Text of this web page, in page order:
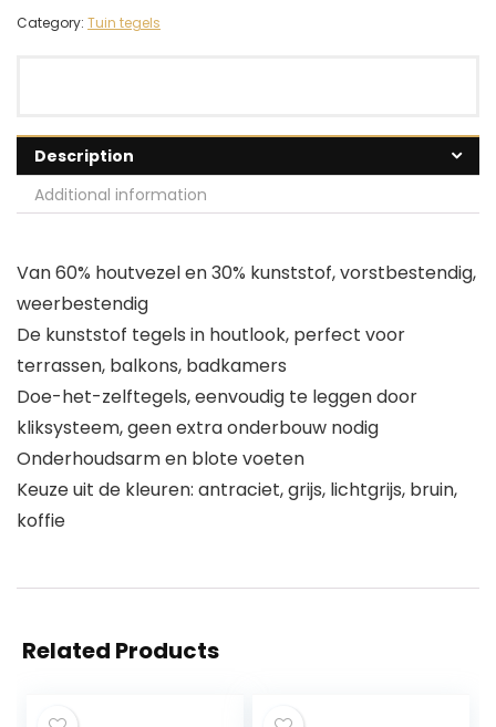
Category: Tuin tegels
Description
Additional information
Van 60% houtvezel en 30% kunststof, vorstbestendig,
weerbestendig
De kunststof tegels in houtlook, perfect voor
terrassen, balkons, badkamers
Doe-het-zelftegels, eenvoudig te leggen door
kliksysteem, geen extra onderbouw nodig
Onderhoudsarm en blote voeten
Keuze uit de kleuren: antraciet, grijs, lichtgrijs, bruin,
koffie
Related Products